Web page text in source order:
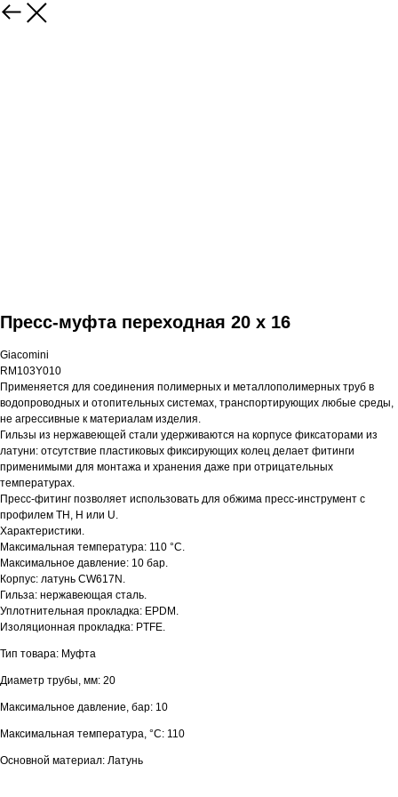
Пресс-муфта переходная 20 x 16
Giacomini
RM103Y010
Применяется для соединения полимерных и металлополимерных труб в
водопроводных и отопительных системах, транспортирующих любые среды,
не агрессивные к материалам изделия.
Гильзы из нержавеющей стали удерживаются на корпусе фиксаторами из
латуни: отсутствие пластиковых фиксирующих колец делает фитинги
применимыми для монтажа и хранения даже при отрицательных
температурах.
Пресс-фитинг позволяет использовать для обжима пресс-инструмент с
профилем TH, H или U.
Характеристики.
Максимальная температура: 110 °С.
Максимальное давление: 10 бар.
Корпус: латунь CW617N.
Гильза: нержавеющая сталь.
Уплотнительная прокладка: EPDM.
Изоляционная прокладка: PTFE.
Тип товара: Муфта
Диаметр трубы, мм: 20
Максимальное давление, бар: 10
Максимальная температура, °С: 110
Основной материал: Латунь